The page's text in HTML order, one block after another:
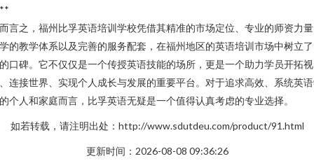
言之，福州比孚英语培训学校凭借其精准的市场定位、专业的师资力
的教学体系以及完善的服务配套，在福州地区的英语培训市场中树立
口碑。它不仅仅是一个传授英语技能的场所，更是一个助力学员开拓视
连接世界、实现个人成长与发展的重要平台。对于追求高效、系统英
个人和家庭而言，比孚英语无疑是一个值得认真考虑的专业选择。
如若转载，请注明出处：http://www.sdutdeu.com/product/91.html
更新时间：2026-08-08 09:36:26